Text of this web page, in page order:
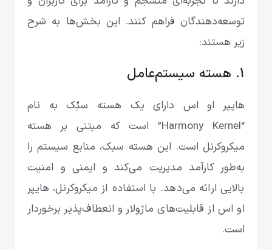
توسعه‌دهندگان فراهم کنند. این بخش‌ها به شرح
زیر هستند:
1. هسته سیستم‌عامل
هایپر او اس دارای یک هسته سبُک به نام
“Harmony Kernel” است که مبتنی بر هسته
میکروکرنل است. این هسته سبک، منابع سیستم را
به‌طور کارآمد مدیریت می‌کند و ایمنی و امنیت
بالایی ارائه می‌دهد. با استفاده از میکروکرنل، هایپر
او اس از قابلیت‌های ماژولار و انعطاف‌پذیر برخوردار
است.